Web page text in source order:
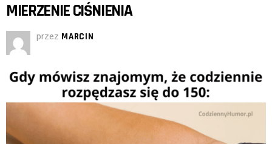
MIERZENIE CIŚNIENIA
przez MARCIN